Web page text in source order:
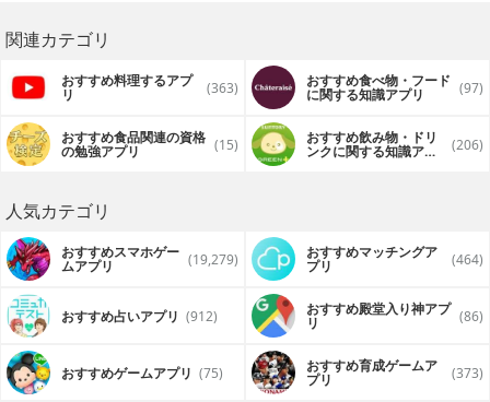
関連カテゴリ
おすすめ料理するアプ
リ (363) おすすめ食べ物・フード
に関する知識アプリ (97)
おすすめ食品関連の資格
の勉強アプリ (15) おすすめ飲み物・ドリ
ンクに関する知識アプ (206)
人気カテゴリ
おすすめスマホゲー
ムアプリ (19,279) おすすめマッチングア
プリ (464)
おすすめ占いアプリ (912) おすすめ殿堂入り神アプ
リ (86)
おすすめゲームアプリ (75) おすすめ育成ゲームア
プリ (373)